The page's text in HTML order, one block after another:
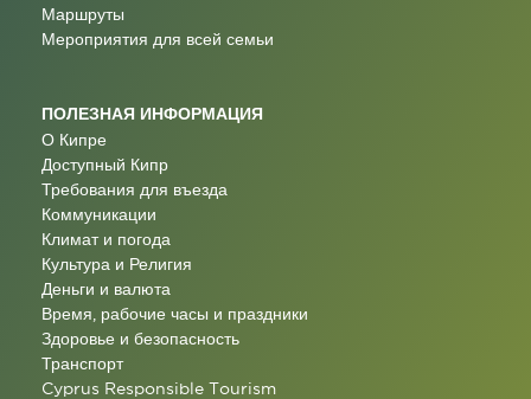
Маршруты
Мероприятия для всей семьи
ПОЛЕЗНАЯ ИНФОРМАЦИЯ
О Кипре
Доступный Кипр
Требования для въезда
Коммуникации
Климат и погода
Культура и Религия
Деньги и валюта
Время, рабочие часы и праздники
Здоровье и безопасность
Транспорт
Cyprus Responsible Tourism